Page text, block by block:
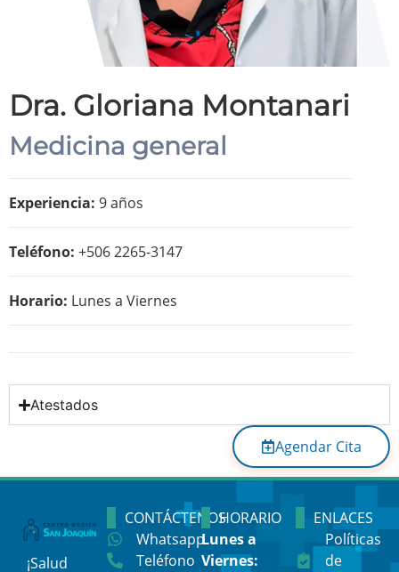
Dra. Gloriana Montanari
Medicina general
Experiencia: 9 años
Teléfono: +506 2265-3147
Horario: Lunes a Viernes
Atestados
Agendar Cita
¡Salud
CONTÁCTENOS
Whatsapp
Teléfono
HORARIO
Lunes a
Viernes:
ENLACES
Políticas
de